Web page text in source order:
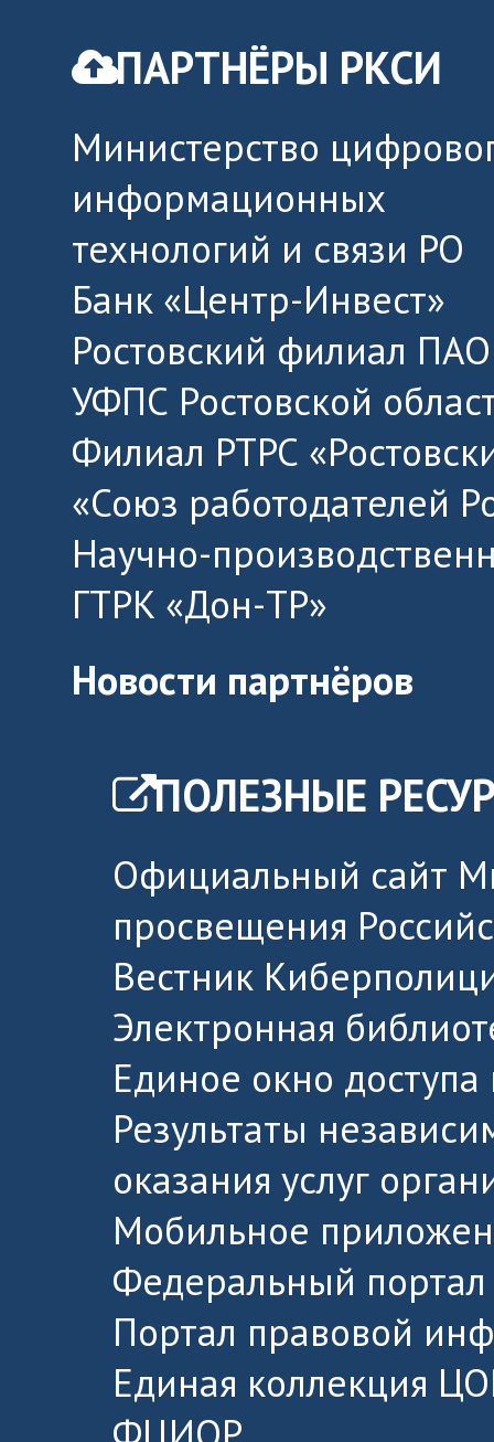
ПАРТНЁРЫ РКСИ
Министерство
информационных
технологий и связи РО
Банк «Центр-Инвест»
Ростовский филиал
УФПС Ростовской
Филиал РТРС
«Союз работодателей
Научно-
ГТРК «Дон-ТР»
Новости партнёров
ПОЛЕЗНЫЕ
Официальный сайт
просвещения
Вестник
Электронная
Единое окно
Результаты
оказания услуг
Мобильное
Федеральный портал
Портал правовой
Единая коллекция